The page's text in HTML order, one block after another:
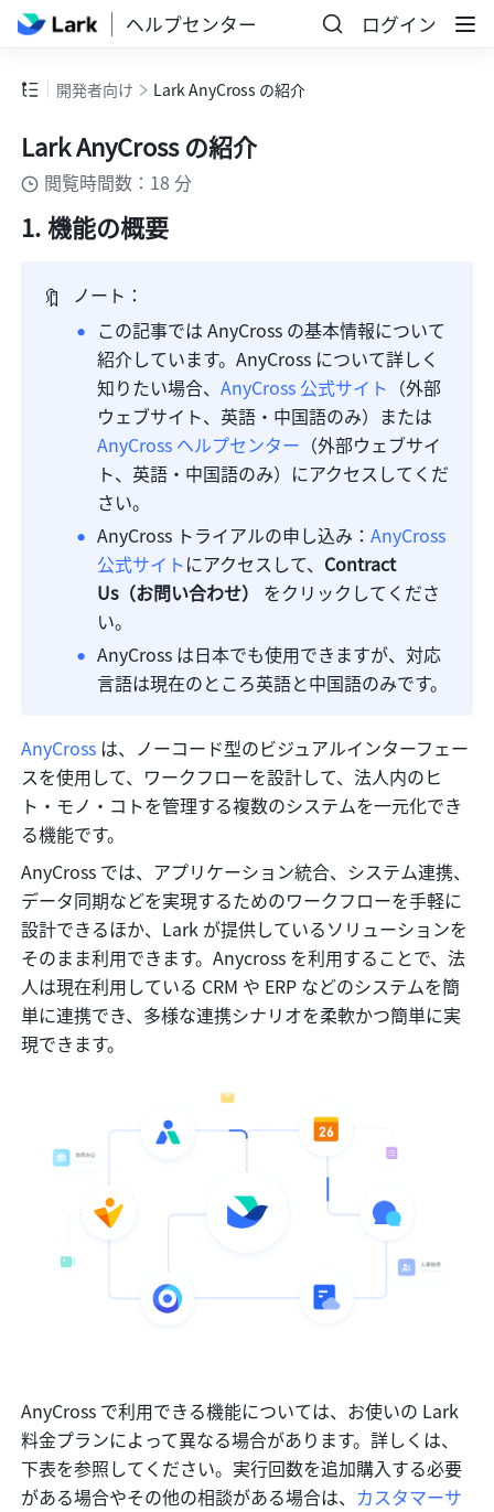
ヘルプセンター ログイン
開発者向け Lark AnyCross の紹介
Lark AnyCross の紹介
閲覧時間数：18 分
機能の概要
🔖
ノート：
この記事では AnyCross の基本情報について
紹介しています。AnyCross について詳しく
知りたい場合、AnyCross 公式サイト （外部
AnyCross ヘルプセンター （外部ウェブサイ
ト、英語・中国語のみ）にアクセスしてくだ
さい。
AnyCross トライアルの申し込み：AnyCross
公式サイトにアクセスして、 Contract
Us（お問い合わせ） をクリックしてくださ
い。
AnyCross は日本でも使用できますが、対応
言語は現在のところ英語と中国語のみです。
AnyCross は、ノーコード型のビジュアルインターフェー
スを使用して、ワークフローを設計して、法人内のヒ
ト・モノ・コトを管理する複数のシステムを一元化でき
る機能です。
AnyCross では、アプリケーション統合、システム連携、
データ同期などを実現するためのワークフローを手軽に
設計できるほか、Lark が提供しているソリューションを
そのまま利用できます。Anycross を利用することで、法
人は現在利用している CRM や ERP などのシステムを簡
単に連携でき、多様な連携シナリオを柔軟かつ簡単に実
現できます。
AnyCross で利用できる機能については、お使いの Lark
料金プランによって異なる場合があります。詳しくは、
下表を参照してください。実行回数を追加購入する必要
がある場合やその他の相談がある場合は、 カスタマーサ